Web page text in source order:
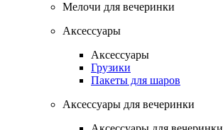
Мелочи для вечеринки
Аксессуары
Аксессуары
Грузики
Пакеты для шаров
Аксессуары для вечеринки